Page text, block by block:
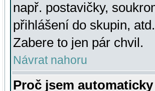
např. postavičky,
přihlášení do skupin,
Zabere to jen pár chvil.
Návrat nahoru
Proč jsem